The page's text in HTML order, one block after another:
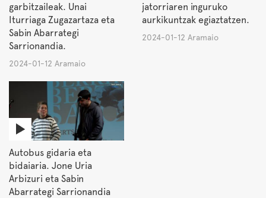
garbitzaileak. Unai
Iturriaga Zugazartaza eta
Sabin Abarrategi
Sarrionandia.
2024-01-12 Aramaio
jatorriaren inguruko
aurkikuntzak egiaztatzen.
2024-01-12 Aramaio
Autobus gidaria eta
bidaiaria. Jone Uria
Arbizuri eta Sabin
Abarrategi Sarrionandia